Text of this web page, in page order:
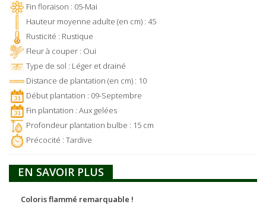
Fin floraison : 05-Mai
Hauteur moyenne adulte (en cm) : 45
Rusticité : Rustique
Fleur à couper : Oui
Type de sol : Léger et drainé
Distance de plantation (en cm) : 10
Début plantation : 09-Septembre
Fin plantation : Aux gelées
Profondeur plantation bulbe : 15 cm
Précocité : Tardive
EN SAVOIR PLUS
Coloris flammé remarquable !